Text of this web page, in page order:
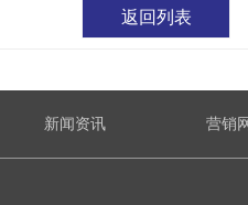
返回列表
新闻资讯 营销